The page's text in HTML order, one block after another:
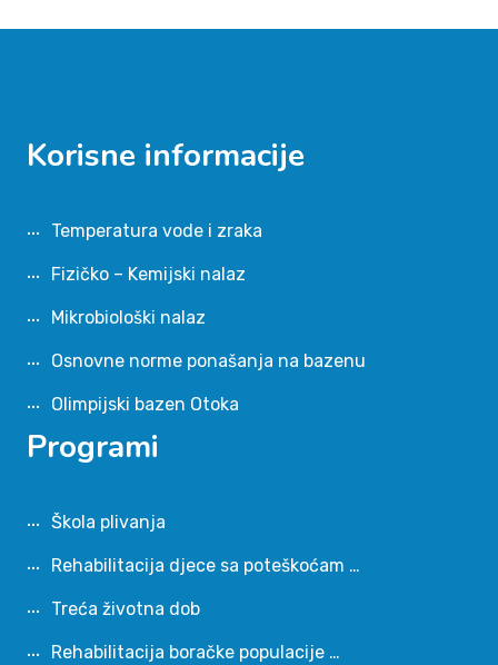
Korisne informacije
Temperatura vode i zraka
Fizičko – Kemijski nalaz
Mikrobiološki nalaz
Osnovne norme ponašanja na bazenu
Olimpijski bazen Otoka
Programi
Škola plivanja
Rehabilitacija djece sa poteškoćam …
Treća životna dob
Rehabilitacija boračke populacije …